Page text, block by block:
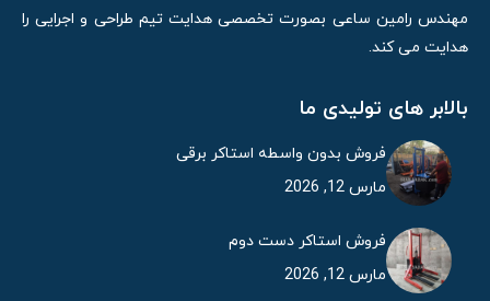
مهندس رامین ساعی بصورت تخصصی هدایت تیم طراحی و اجرایی را
هدایت می کند.
بالابر های تولیدی ما
فروش بدون واسطه استاکر برقی
مارس 12, 2026
فروش استاکر دست دوم
مارس 12, 2026